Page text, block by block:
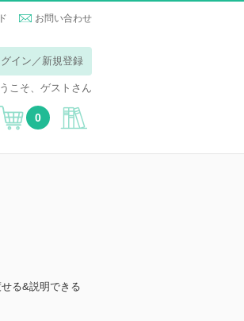
お問い合わせ
グイン／新規登録
こそ、ゲストさん
0
る&説明できる